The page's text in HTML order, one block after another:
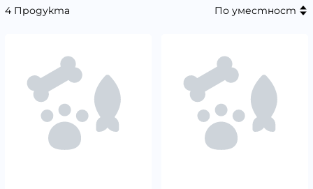
4 Продукта По уместност